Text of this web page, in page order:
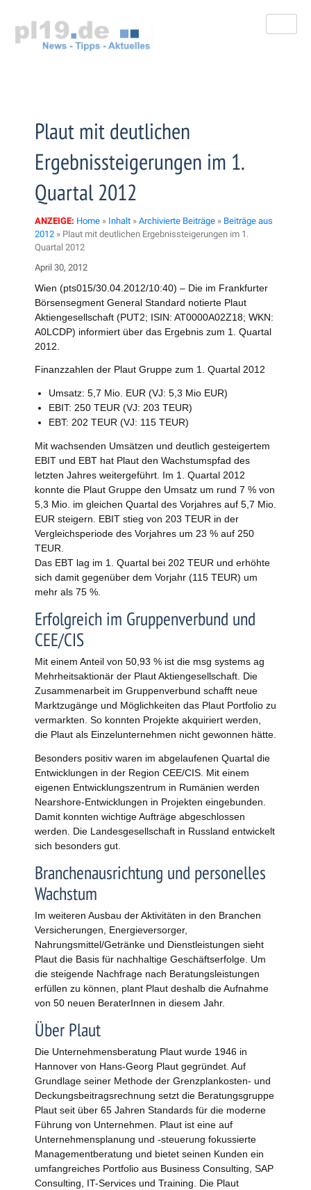
springen
Plaut mit deutlichen
Ergebnissteigerungen im 1.
Quartal 2012
ANZEIGE: Home » Inhalt » Archivierte Beiträge » Beiträge aus
2012 » Plaut mit deutlichen Ergebnissteigerungen im 1.
Quartal 2012
April 30, 2012
Wien (pts015/30.04.2012/10:40) – Die im Frankfurter
Börsensegment General Standard notierte Plaut
Aktiengesellschaft (PUT2; ISIN: AT0000A02Z18; WKN:
A0LCDP) informiert über das Ergebnis zum 1. Quartal
2012.
Finanzzahlen der Plaut Gruppe zum 1. Quartal 2012
Umsatz: 5,7 Mio. EUR (VJ: 5,3 Mio EUR)
EBIT: 250 TEUR (VJ: 203 TEUR)
EBT: 202 TEUR (VJ: 115 TEUR)
Mit wachsenden Umsätzen und deutlich gesteigertem
EBIT und EBT hat Plaut den Wachstumspfad des
letzten Jahres weitergeführt. Im 1. Quartal 2012
konnte die Plaut Gruppe den Umsatz um rund 7 % von
5,3 Mio. im gleichen Quartal des Vorjahres auf 5,7 Mio.
EUR steigern. EBIT stieg von 203 TEUR in der
Vergleichsperiode des Vorjahres um 23 % auf 250
TEUR.
Das EBT lag im 1. Quartal bei 202 TEUR und erhöhte
sich damit gegenüber dem Vorjahr (115 TEUR) um
mehr als 75 %.
Erfolgreich im Gruppenverbund und
CEE/CIS
Mit einem Anteil von 50,93 % ist die msg systems ag
Mehrheitsaktionär der Plaut Aktiengesellschaft. Die
Zusammenarbeit im Gruppenverbund schafft neue
Marktzugänge und Möglichkeiten das Plaut Portfolio zu
vermarkten. So konnten Projekte akquiriert werden,
die Plaut als Einzelunternehmen nicht gewonnen hätte.
Besonders positiv waren im abgelaufenen Quartal die
Entwicklungen in der Region CEE/CIS. Mit einem
eigenen Entwicklungszentrum in Rumänien werden
Nearshore-Entwicklungen in Projekten eingebunden.
Damit konnten wichtige Aufträge abgeschlossen
werden. Die Landesgesellschaft in Russland entwickelt
sich besonders gut.
Branchenausrichtung und personelles
Wachstum
Im weiteren Ausbau der Aktivitäten in den Branchen
Versicherungen, Energieversorger,
Nahrungsmittel/Getränke und Dienstleistungen sieht
Plaut die Basis für nachhaltige Geschäftserfolge. Um
die steigende Nachfrage nach Beratungsleistungen
erfüllen zu können, plant Plaut deshalb die Aufnahme
von 50 neuen BeraterInnen in diesem Jahr.
Über Plaut
Die Unternehmensberatung Plaut wurde 1946 in
Hannover von Hans-Georg Plaut gegründet. Auf
Grundlage seiner Methode der Grenzplankosten- und
Deckungsbeitragsrechnung setzt die Beratungsgruppe
Plaut seit über 65 Jahren Standards für die moderne
Führung von Unternehmen. Plaut ist eine auf
Unternehmensplanung und -steuerung fokussierte
Managementberatung und bietet seinen Kunden ein
umfangreiches Portfolio aus Business Consulting, SAP
Consulting, IT-Services und Training. Die Plaut